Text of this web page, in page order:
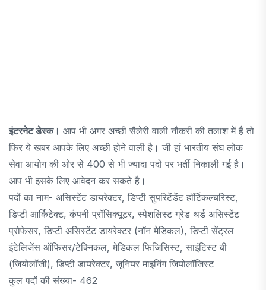
इंटरनेट डेस्क। आप भी अगर अच्छी सैलेरी वाली नौकरी की तलाश में हैं तो
फिर ये खबर आपके लिए अच्छी होने वाली है। जी हां भारतीय संघ लोक
सेवा आयोग की ओर से 400 से भी ज्यादा पदों पर भर्ती निकाली गई है।
आप भी इसके लिए आवेदन कर सकते है।
पदों का नाम- असिस्टेंट डायरेक्टर, डिप्टी सुपरिटेंडेंट हॉर्टिकल्चरिस्ट,
डिप्टी आर्किटेक्ट, कंपनी प्रॉसिक्यूटर, स्पेशलिस्ट ग्रेड थर्ड असिस्टेंट
प्रोफेसर, डिप्टी असिस्टेंट डायरेक्टर (नॉन मेडिकल), डिप्टी सेंट्रल
इंटेलिजेंस ऑफिसर/टेक्निकल, मेडिकल फिजिसिस्ट, साइंटिस्ट बी
(जियोलॉजी), डिप्टी डायरेक्टर, जूनियर माइनिंग जियोलॉजिस्ट
कुल पदों की संख्या- 462